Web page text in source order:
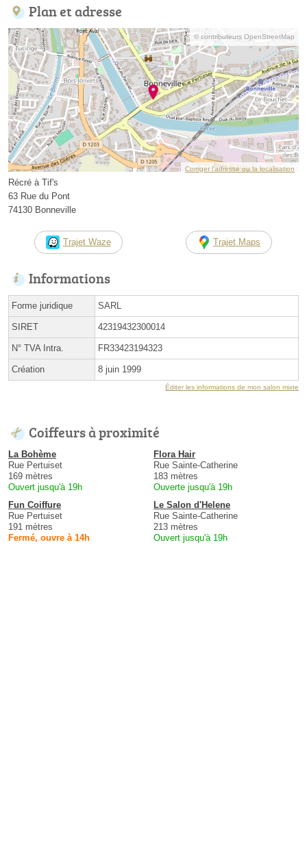
Plan et adresse
© contributeurs OpenStreetMap
Corriger l’adresse ou la localisation
Récré à Tif's
63 Rue du Pont
74130 Bonneville
Trajet Waze Trajet Maps
Informations
Forme juridique SARL
SIRET 42319432300014
N° TVA Intra. FR33423194323
Création 8 juin 1999
Éditer les informations de mon salon mixte
Coiffeurs à proximité
La Bohème
Rue Pertuiset
169 mètres
Ouvert jusqu'à 19h
Flora Hair
Rue Sainte-Catherine
183 mètres
Ouverte jusqu'à 19h
Fun Coiffure
Rue Pertuiset
191 mètres
Fermé, ouvre à 14h
Le Salon d'Helene
Rue Sainte-Catherine
213 mètres
Ouvert jusqu'à 19h